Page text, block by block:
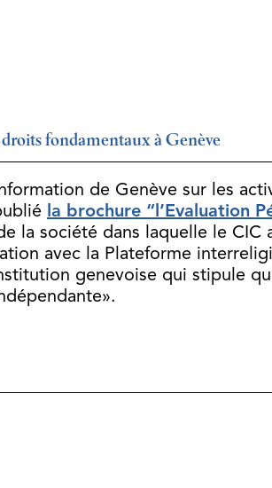
fondamentaux à Genève
de Genève sur les
la brochure “l’Evaluation
la société dans laquelle le
avec la Plateforme
genevoise qui stipule